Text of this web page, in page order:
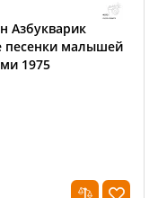
Азбукварик
малышей
1975